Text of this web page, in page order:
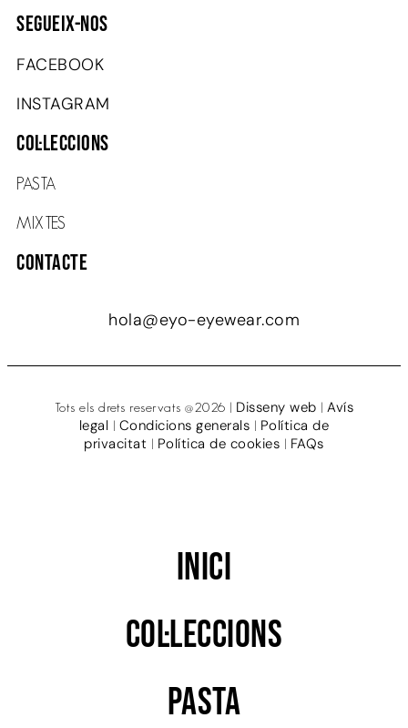
SEGUEIX-NOS
FACEBOOK
INSTAGRAM
COL·LECCIONS
PASTA
MIXTES
Contacte
hola@eyo-eyewear.com
Tots els drets reservats @2026 | Disseny web | Avís
legal | Condicions generals | Política de
privacitat | Política de cookies | FAQs
Inici
Col·leccions
PASTA